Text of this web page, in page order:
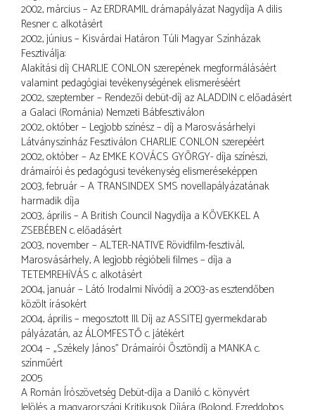
2002, március – Az ERDRAMIL drámapályázat Nagydíja A dilis
Resner c. alkotásért
2002, június – Kisvárdai Határon Túli Magyar Színházak
Fesztiválja:
Alakítási díj CHARLIE CONLON szerepének megformálásáért
valamint pedagógiai tevékenységének elismeréséért
2002, szeptember – Rendezői debüt-díj az ALADDIN c. előadásért
a Galaci (Románia) Nemzeti Bábfesztiválon
2002, október – Legjobb színész – díj a Marosvásárhelyi
Látványszínház Fesztiválon CHARLIE CONLON szerepéért
2002, október – Az EMKE KOVÁCS GYÖRGY- díja színészi,
drámaírói és pedagógusi tevékenység elismeréseképpen
2003, február – A TRANSINDEX SMS novellapályázatának
harmadik díja
2003, április – A British Council Nagydíja a KÖVEKKEL A
ZSEBÉBEN c. előadásért
2003, november – ALTER-NATIVE Rövidfilm-fesztivál,
Marosvásárhely, A legjobb régióbeli filmes – díja a
TETEMREHíVÁS c. alkotásért
2004, január – Látó Irodalmi Nívódíj a 2003-as esztendőben
közölt írásokért
2004, április – megosztott III. Díj az ASSITEJ gyermekdarab
pályázatán, az ÁLOMFESTŐ c. játékért
2004 – „Székely János” Drámaírói Ösztöndíj a MANKA c.
színműért
2005
A Román Írószövetség Debüt-díja a Daniló c. könyvért